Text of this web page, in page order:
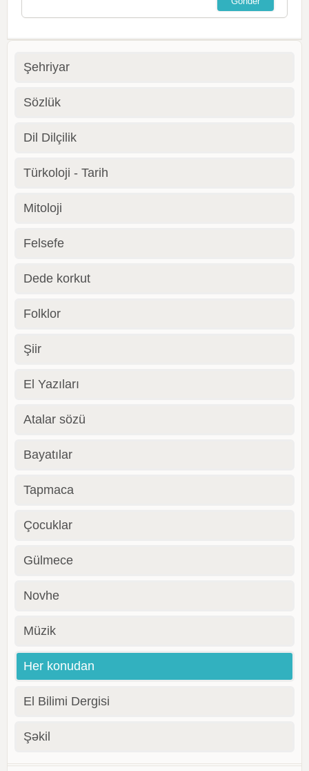
Şehriyar
Sözlük
Dil Dilçilik
Türkoloji - Tarih
Mitoloji
Felsefe
Dede korkut
Folklor
Şiir
El Yazıları
Atalar sözü
Bayatılar
Tapmaca
Çocuklar
Gülmece
Novhe
Müzik
Her konudan
El Bilimi Dergisi
Şəkil